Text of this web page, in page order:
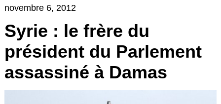
novembre 6, 2012
Syrie : le frère du
président du Parlement
assassiné à Damas